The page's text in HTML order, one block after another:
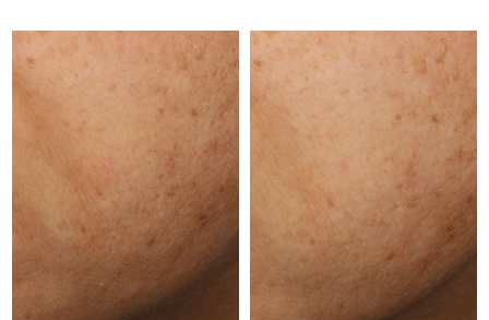
Macao SAR Förväntad leverans 8/11/26
Malaysia Förväntad leverans 8/12/26
Malta Förväntad leverans 8/9/26
Mexiko Förväntad leverans8/13/26
Monaco Förväntad leverans 8/10/26
Nederländerna Förväntad leverans8/9/26